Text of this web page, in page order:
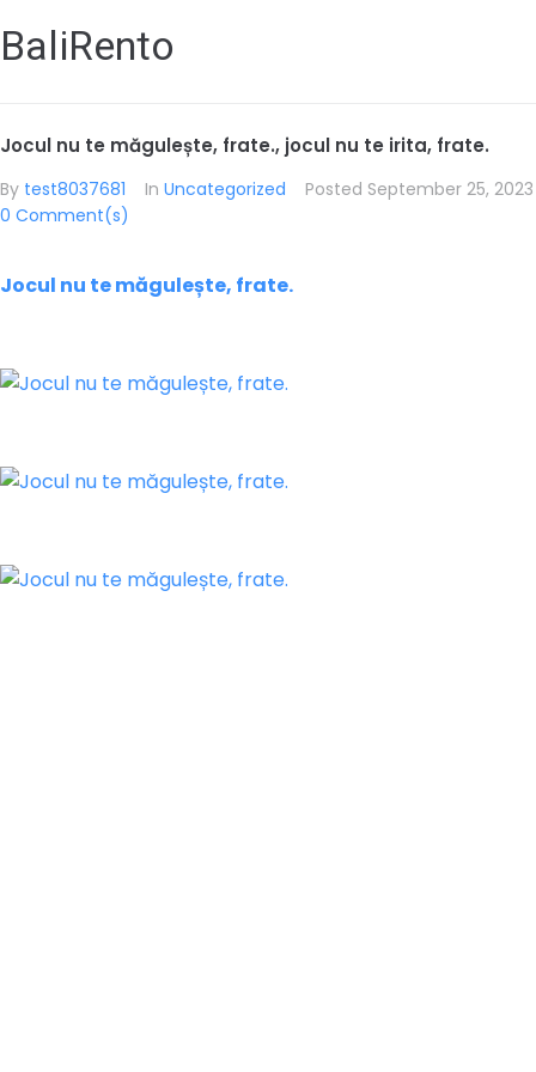
BaliRento
Jocul nu te măgulește, frate., jocul nu te irita, frate.
By test8037681 In Uncategorized Posted September 25, 2023
0 Comment(s)
Jocul nu te măgulește, frate.